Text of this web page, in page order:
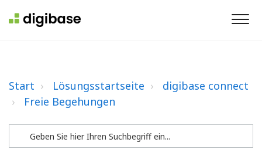
Start Lösungsstartseite
digibase connect
Freie Begehungen